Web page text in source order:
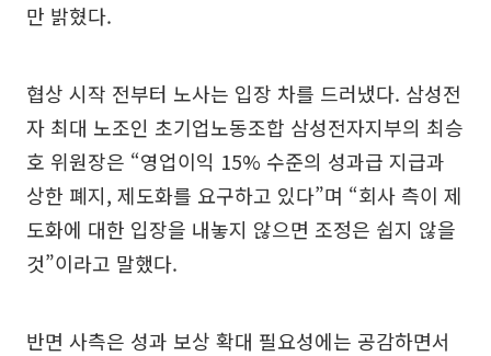
만 밝혔다.
협상 시작 전부터 노사는 입장 차를 드러냈다. 삼성전
자 최대 노조인 초기업노동조합 삼성전자지부의 최승
호 위원장은 “영업이익 15% 수준의 성과급 지급과
상한 폐지, 제도화를 요구하고 있다”며 “회사 측이 제
도화에 대한 입장을 내놓지 않으면 조정은 쉽지 않을
것”이라고 말했다.
반면 사측은 성과 보상 확대 필요성에는 공감하면서